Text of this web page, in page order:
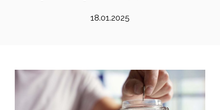
18.01.2025